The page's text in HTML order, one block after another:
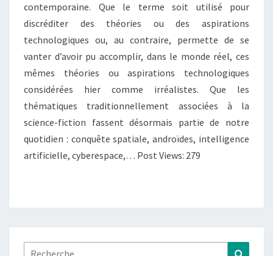
contemporaine. Que le terme soit utilisé pour
discréditer des théories ou des aspirations
technologiques ou, au contraire, permette de se
vanter d’avoir pu accomplir, dans le monde réel, ces
mêmes théories ou aspirations technologiques
considérées hier comme irréalistes. Que les
thématiques traditionnellement associées à la
science-fiction fassent désormais partie de notre
quotidien : conquête spatiale, androïdes, intelligence
artificielle, cyberespace,… Post Views: 279
Rechercher :